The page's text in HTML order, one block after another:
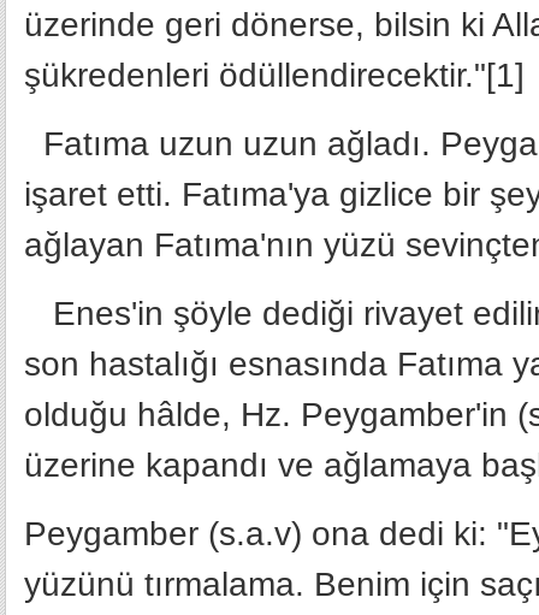
üzerinde geri dönerse, bilsin ki
şükredenleri ödüllendirecektir."[1]
Fatıma uzun uzun ağladı.
işaret etti. Fatıma'ya gizlice bir
ağlayan Fatıma'nın yüzü
Enes'in şöyle dediği rivayet
son hastalığı esnasında Fatıma
olduğu hâlde, Hz. Peygamber'in
üzerine kapandı ve ağlamaya
Peygamber (s.a.v) ona dedi ki:
yüzünü tırmalama. Benim için